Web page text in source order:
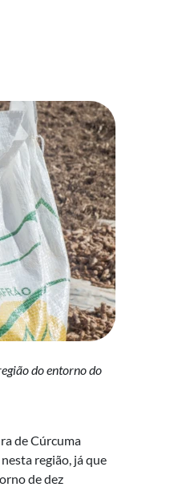
do entorno do
de Cúrcuma
região, já que
de dez